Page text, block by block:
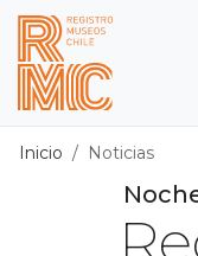
Contenido principal
Inicio Noticias